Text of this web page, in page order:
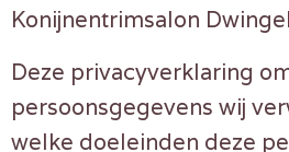
Konijnentrimsalon
Deze privacyverklaring
persoonsgegevens wij
welke doeleinden deze